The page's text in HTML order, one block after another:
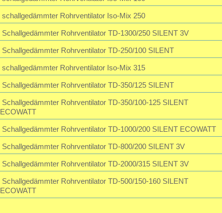
schallgedämmter Rohrventilator Iso-Mix 250
Schallgedämmter Rohrventilator TD-1300/250 SILENT 3V
Schallgedämmter Rohrventilator TD-250/100 SILENT
schallgedämmter Rohrventilator Iso-Mix 315
Schallgedämmter Rohrventilator TD-350/125 SILENT
Schallgedämmter Rohrventilator TD-350/100-125 SILENT
ECOWATT
Schallgedämmter Rohrventilator TD-1000/200 SILENT ECOWATT
Schallgedämmter Rohrventilator TD-800/200 SILENT 3V
Schallgedämmter Rohrventilator TD-2000/315 SILENT 3V
Schallgedämmter Rohrventilator TD-500/150-160 SILENT
ECOWATT